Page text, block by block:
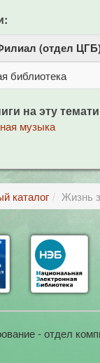
(отдел
библиотека
на эту
музыка
каталог Жизнь
- отдел